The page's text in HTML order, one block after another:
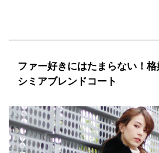
ファー好きにはたまらない！
シミアブレンドコート